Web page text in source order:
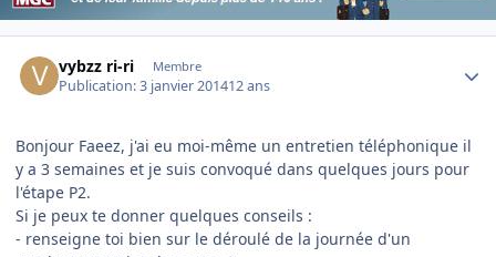
vybzz ri-ri Membre
Publication:3 janvier 201412 ans
Bonjour Faeez, j'ai eu moi-même un entretien téléphonique il
y a 3 semaines et je suis convoqué dans quelques jours pour
l'étape P2.
Si je peux te donner quelques conseils :
- renseigne toi bien sur le déroulé de la journée d'un